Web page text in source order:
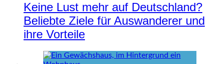
Keine Lust mehr auf Deutschland?
Beliebte Ziele für Auswanderer und
ihre Vorteile